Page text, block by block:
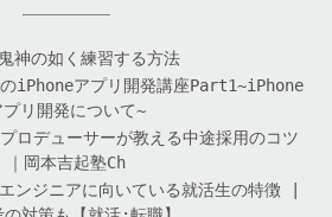
神の如く練習する方法
のiPhoneアプリ開発講座Part1~iPhone
プリ開発について~
ロデューサーが教える中途採用のコツ
｜岡本吉起塾Ch
ンジニアに向いている就活生の特徴 |